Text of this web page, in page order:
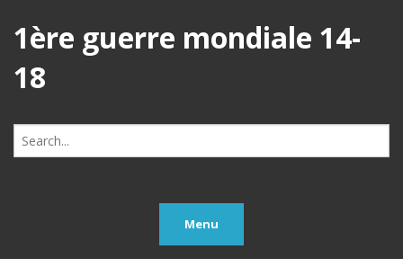
1ère guerre mondiale 14-
18
Search
for:
Menu